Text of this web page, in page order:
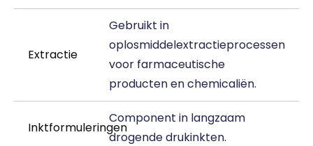
Extractie
Gebruikt in
oplosmiddelextractieprocessen
voor farmaceutische
producten en chemicaliën.
Inktformuleringen
Component in langzaam
drogende drukinkten.